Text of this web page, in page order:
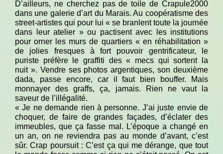
D’ailleurs, ne cherchez pas de toile de Crapule2000
dans une galerie d’art du Marais. Au coopératisme des
street-artistes qui pour lui « se branlent toute la journée
dans leur atelier » ou pactisent avec les institutions
pour orner les murs de quartiers « en réhabilitation »
de jolies fresques à fort pouvoir gentrificateur, le
puriste préfère le graffiti des « mecs qui sortent la
nuit ». Vendre ses photos argentiques, son deuxième
dada, passe encore, car il faut bien bouffer. Mais
monnayer des graffs, ça, jamais. Rien ne vaut la
saveur de l’illégalité.
« Je ne demande rien à personne. J’ai juste envie de
choquer, de faire de grandes façades, d’éclater des
immeubles, que ça fasse mal. L’époque a changé en
un an, on ne reviendra pas au monde d’avant, c’est
sûr. Crap poursuit : C’est ça qui me dérange, que tout